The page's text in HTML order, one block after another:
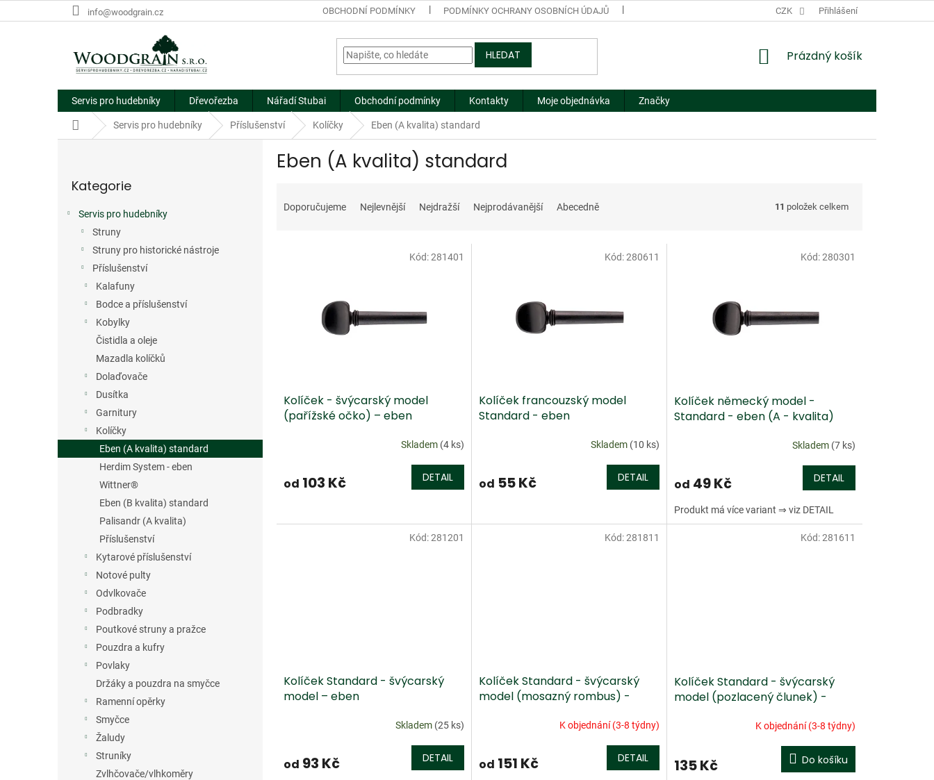
na
info@woodgrain.cz OBCHODNÍ PODMÍNKY PODMÍNKY OCHRANY OSOBNÍCH ÚDAJŮ NÁHRADNÍ PLNĚNÍ
CZK Přihlášení
HLEDAT
NÁKUPNÍ
Prázdný košík
Servis pro hudebníky Dřevořezba Nářadí Stubai Obchodní podmínky Kontakty Moje objednávka Značky
Domů Servis pro hudebníky Příslušenství Kolíčky Eben (A kvalita) standard
kategorie
Kategorie
Servis pro hudebníky
Struny
Struny pro historické nástroje
Příslušenství
Kalafuny
Bodce a příslušenství
Kobylky
Čistidla a oleje
Mazadla kolíčků
Dolaďovače
Dusítka
Garnitury
Kolíčky
Eben (A kvalita) standard
Herdim System - eben
Wittner®
Eben (B kvalita) standard
Palisandr (A kvalita)
Příslušenství
Kytarové příslušenství
Notové pulty
Odvlkovače
Podbradky
Poutkové struny a pražce
Pouzdra a kufry
Povlaky
Držáky a pouzdra na smyčce
Ramenní opěrky
Smyčce
Žaludy
Struníky
Zvlhčovače/vlhkoměry
Eben (A kvalita) standard
aDoporučujeme Nejlevnější Nejdražší Nejprodávanější Abecedně 11 položek celkem
Kolíček - švýcarský model
(pařížské očko) – eben
Skladem (4 ks)
od 103 Kč DETAIL
Kód:281401
Kolíček francouzský model
Standard - eben
Skladem (10 ks)
od 55 Kč DETAIL
Kód:280611
Kolíček německý model -
Standard - eben (A - kvalita)
Skladem (7 ks)
od 49 Kč DETAIL
Produkt má více variant ⇒ viz DETAIL
Kód:280301
Kolíček Standard - švýcarský
model – eben
Skladem (25 ks)
od 93 Kč DETAIL
Kód:281201
Kolíček Standard - švýcarský
model (mosazný rombus) -
K objednání (3-8 týdny)
od 151 Kč DETAIL
Kód:281811
Kolíček Standard - švýcarský
model (pozlacený člunek) -
K objednání (3-8 týdny)
135 Kč Do košíku
Kód:281611